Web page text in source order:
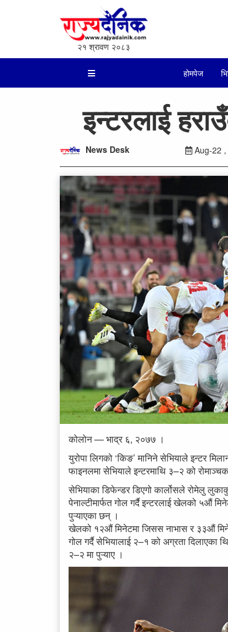
२१ श्रावण २०८३
होमपेज
इन्टरलाई
News Desk Aug-22 ,
कोलोन — भाद्र ६, २०७७ ।
युरोपा लिगको ‘किङ’ मानिने सेभियाले इन्टर
फाइनलमा सेभियाले इन्टरमाथि ३–२ को रोमाञ्चक
सेभियाका डिफेन्डर डिएगो कार्लोसले रोमेलु
पेनाल्टीमार्फत गोल गर्दै इन्टरलाई खेलको ५औं
पुऱ्याएका छन् ।
खेलको १२औं मिनेटमा जिसस नाभास र ३३औं
गोल गर्दै सेभियालाई २–१ को अग्रता
२–२ मा पुऱ्याए ।